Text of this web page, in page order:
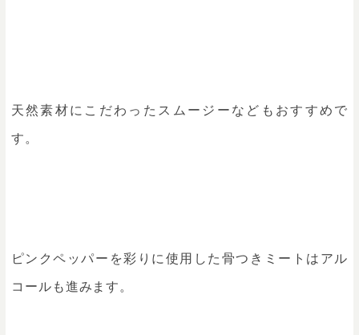
天然素材にこだわったスムージーなどもおすすめで
す。
ピンクペッパーを彩りに使用した骨つきミートはアル
コールも進みます。